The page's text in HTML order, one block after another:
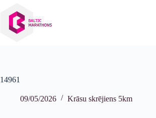
saturu
14961
09/05/2026 Krāsu skrējiens 5km